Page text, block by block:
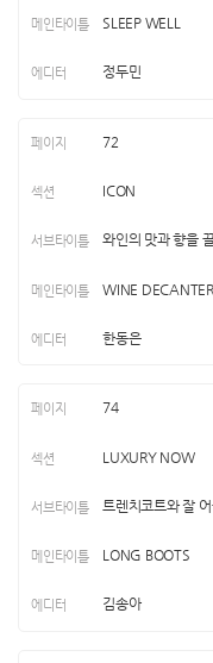
SLEEP WELL
정두민
72
ICON
와인의 맛과 향을
WINE DECANTER
한동은
74
LUXURY NOW
트렌치코트와 잘
LONG BOOTS
김송아